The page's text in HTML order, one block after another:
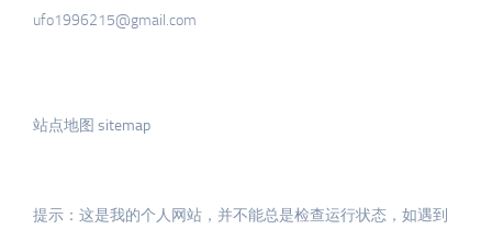
ufo1996215@gmail.com
站点地图 sitemap
提示：这是我的个人网站，并不能总是检查运行状态，如遇到